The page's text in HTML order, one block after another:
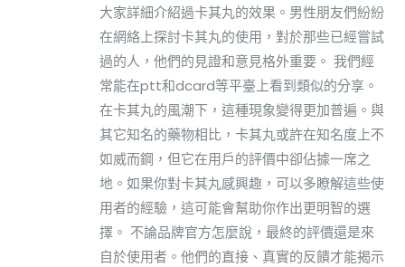
大家詳細介紹過卡其丸的效果。男性朋友們紛紛
在網絡上探討卡其丸的使用，對於那些已經嘗試
過的人，他們的見證和意見格外重要。 我們經
常能在ptt和dcard等平臺上看到類似的分享。
在卡其丸的風潮下，這種現象變得更加普遍。與
其它知名的藥物相比，卡其丸或許在知名度上不
如威而鋼，但它在用戶的評價中卻佔據一席之
地。如果你對卡其丸感興趣，可以多瞭解這些使
用者的經驗，這可能會幫助你作出更明智的選
擇。 不論品牌官方怎麼說，最終的評價還是來
自於使用者。他們的直接、真實的反饋才能揭示